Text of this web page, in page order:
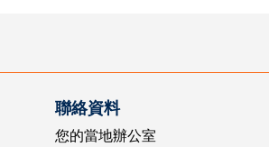
聯絡資料
您的當地辦公室